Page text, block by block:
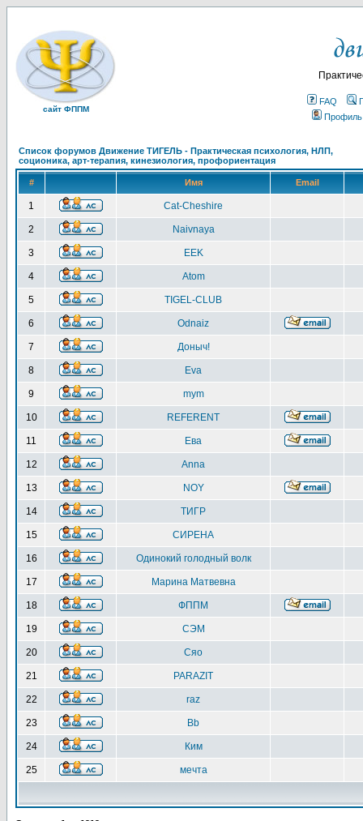
сайт ФППМ
FAQ
Профиль
Список форумов Движение ТИГЕЛЬ - Практическая психология, НЛП,
соционика, арт-терапия, кинезиология, профориентация
# Имя Email
1 Cat-Cheshire
2 Naivnaya
3 EEK
4 Atom
5 TIGEL-CLUB
6 Odnaiz
7 Доныч!
8 Eva
9 mym
10 REFERENT
11 Ева
12 Anna
13 NOY
14 ТИГР
15 СИРЕНА
16 Одинокий голодный волк
17 Марина Матвевна
18 ФППМ
19 СЭМ
20 Сяо
21 PARAZIT
22 raz
23 Bb
24 Ким
25 мечта